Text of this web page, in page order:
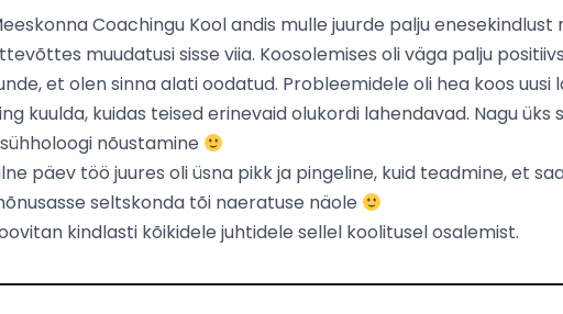
Coachingu Kool andis mulle juurde palju enesekindlust
muudatusi sisse viia. Koosolemises oli väga palju
et olen sinna alati oodatud. Probleemidele oli hea koos uusi
kuulda, kuidas teised erinevaid olukordi lahendavad. Nagu üks
nõustamine
päev töö juures oli üsna pikk ja pingeline, kuid teadmine, et
seltskonda tõi naeratuse näole
kindlasti kõikidele juhtidele sellel koolitusel osalemist.